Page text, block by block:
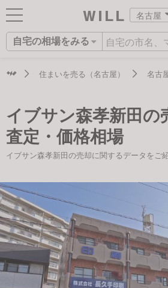
名古屋
ログイン
新規会員登録
住まいをさがす
住まいを売る
住まいをつくる
町を知る
店舗案内
スタッフ紹介
自宅の相場をみる
住まいをさがす
住まい事例をさが
営業所をさがす
スタッフをさがす
AIウィルくんの提案
AI住まい提案を受ける
AI査定・チャット相談する
不動産エージェントの提案
相場データを依頼する
住まいを売る（名古屋） 名古
イブサン森孝新田の
査定・価格相場
イブサン森孝新田の売却に関するデータをご